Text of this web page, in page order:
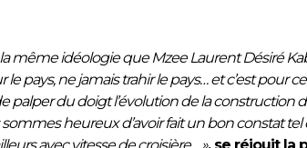
même idéologie que Mzee Laurent Désiré
le pays, ne jamais trahir le pays… et c’est pour
palper du doigt l’évolution de la construction
heureux d’avoir fait un bon constat